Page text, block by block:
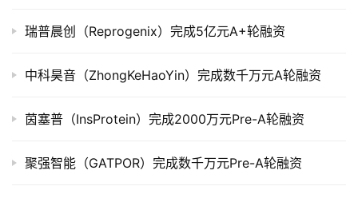
公
市
创
数
瑞普晨创（Reprogenix）完成5亿元A+轮融资
中科昊音（ZhongKeHaoYin）完成数千万元A轮融资
茵塞普（InsProtein）完成2000万元Pre-A轮融资
聚强智能（GATPOR）完成数千万元Pre-A轮融资